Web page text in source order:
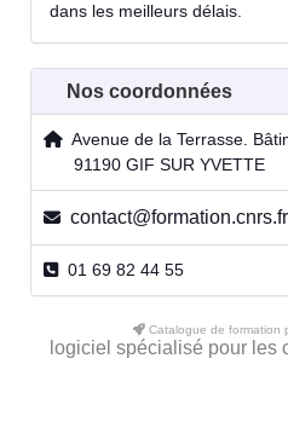
dans les meilleurs délais.
Nos coordonnées
Avenue de la Terrasse.
91190 GIF SUR YVETTE
contact@formation.cnrs.fr
01 69 82 44 55
Catalogue de formation
logiciel spécialisé pour les